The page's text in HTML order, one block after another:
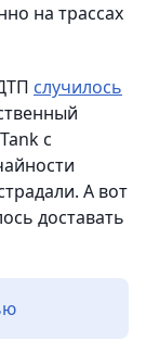
на трассах
случилось
с
А вот
доставать